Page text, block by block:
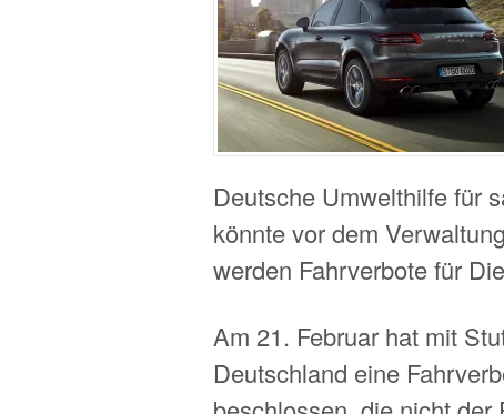
Deutsche Umwelthilfe für
könnte vor dem
werden Fahrverbote für
Am 21. Februar hat mit
Deutschland eine